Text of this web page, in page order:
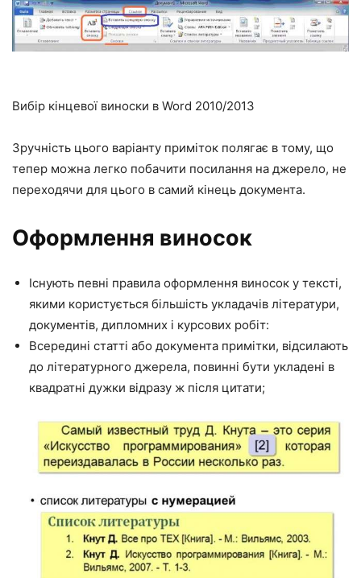
Вибір кінцевої виноски в Word 2010/2013
Зручність цього варіанту приміток полягає в тому, що
тепер можна легко побачити посилання на джерело, не
переходячи для цього в самий кінець документа.
Оформлення виносок
Існують певні правила оформлення виносок у тексті,
якими користується більшість укладачів літератури,
документів, дипломних і курсових робіт:
Всередині статті або документа примітки, відсилають
до літературного джерела, повинні бути укладені в
квадратні дужки відразу ж після цитати;